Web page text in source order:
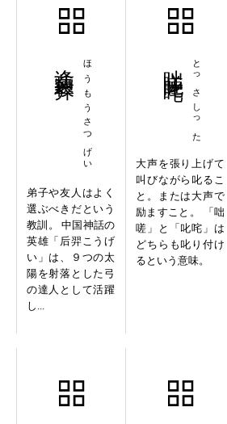
ほうもうさつげい
弟子や友人はよく
選ぶべきだという
教訓。 中国神話の
英雄「后羿こうげ
い」は、９つの太
陽を射落とした弓
の達人として活躍
し...
とっさしった
大声を張り上げて
叫びながら叱るこ
と。または大声で
励ますこと。 「咄
嗟」と「叱咤」は
どちらも叱り付け
るという意味。